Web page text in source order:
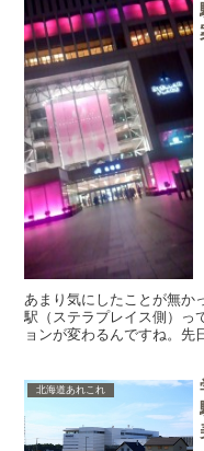
あまり気にしたことが無か
駅（ステラプレイス側）っ
ョンが変わるんですね。先
北海道あれこれ